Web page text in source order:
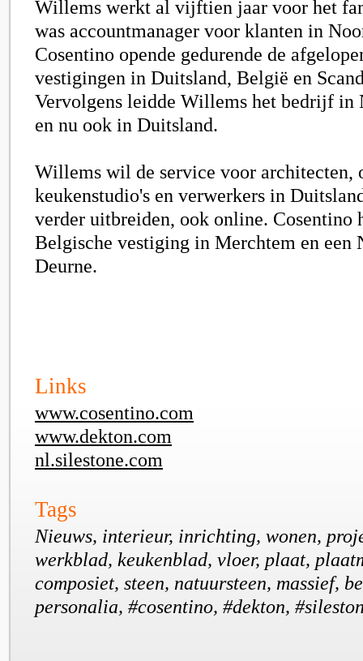
Willems werkt al vijftien jaar voor het
was accountmanager voor klanten in
Cosentino opende gedurende de
vestigingen in Duitsland, België en
Vervolgens leidde Willems het bedrijf in
en nu ook in Duitsland.
Willems wil de service voor architecten,
keukenstudio's en verwerkers in
verder uitbreiden, ook online. Cosentino
Belgische vestiging in Merchtem en een
Deurne.
Links
www.cosentino.com
www.dekton.com
nl.silestone.com
Tags
Nieuws, interieur, inrichting, wonen,
werkblad, keukenblad, vloer, plaat,
composiet, steen, natuursteen, massief,
personalia, #cosentino, #dekton,